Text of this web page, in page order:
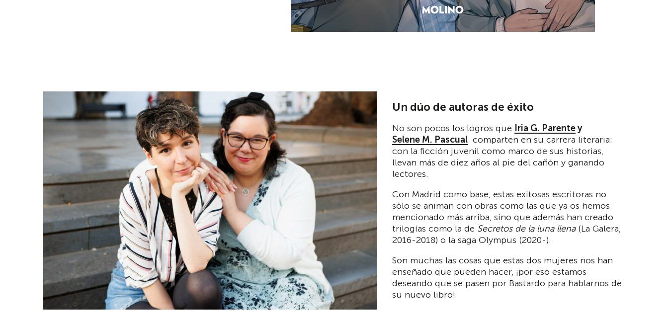
Un dúo de autoras de éxito
No son pocos los logros que Iria G. Parentey
Selene M. Pascual comparten en su carrera literaria:
con la ficción juvenil como marco de sus historias,
llevan más de diez años al pie del cañón y ganando
lectores.
Con Madrid como base, estas exitosas escritoras no
sólo se animan con obras como las que ya os hemos
mencionado más arriba, sino que además han creado
trilogías como la de Secretos de la luna llena(La Galera,
2016-2018) o la saga Olympus (2020-).
Son muchas las cosas que estas dos mujeres nos han
enseñado que pueden hacer, ¡por eso estamos
deseando que se pasen por Bastardo para hablarnos de
su nuevo libro!